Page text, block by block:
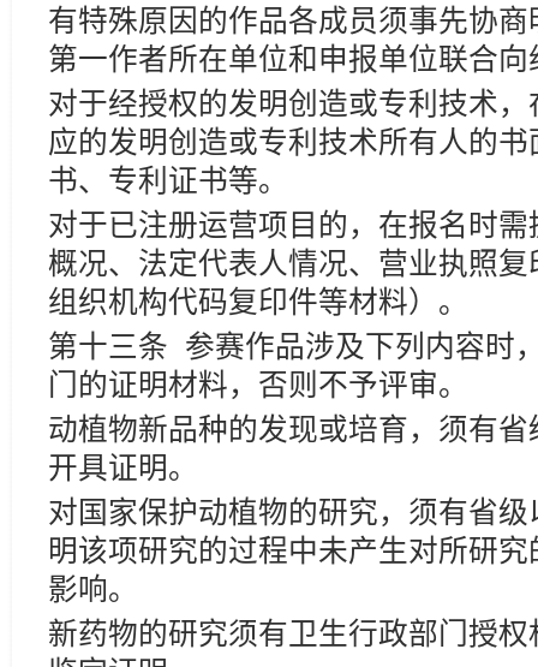
有特殊原因的作品各成员须事先协
第一作者所在单位和申报单位联合
对于经授权的发明创造或专利技术
应的发明创造或专利技术所有人的
书、专利证书等。
对于已注册运营项目的，在报名时
概况、法定代表人情况、营业执照
组织机构代码复印件等材料）。
第十三条 参赛作品涉及下列内容时
门的证明材料，否则不予评审。
动植物新品种的发现或培育，须有
开具证明。
对国家保护动植物的研究，须有省
明该项研究的过程中未产生对所研
影响。
新药物的研究须有卫生行政部门授